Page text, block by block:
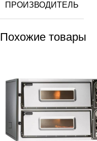
ПРОИЗВОДИТЕЛЬ
Похожие товары